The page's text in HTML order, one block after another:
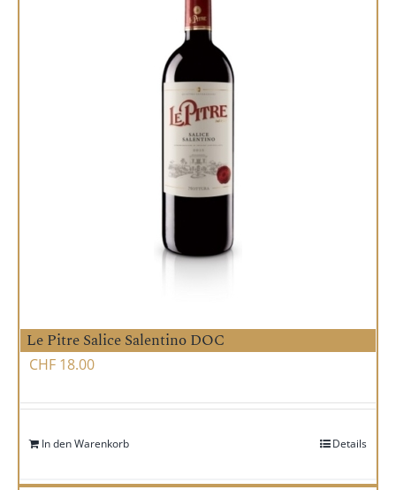
Le Pitre Salice Salentino DOC
CHF 18.00
In den Warenkorb Details